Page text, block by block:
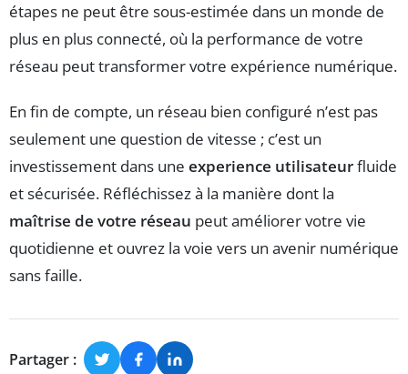
étapes ne peut être sous-estimée dans un monde de
plus en plus connecté, où la performance de votre
réseau peut transformer votre expérience numérique.
En fin de compte, un réseau bien configuré n’est pas
seulement une question de vitesse ; c’est un
investissement dans une experience utilisateurfluide
et sécurisée. Réfléchissez à la manière dont la
maîtrise de votre réseau peut améliorer votre vie
quotidienne et ouvrez la voie vers un avenir numérique
sans faille.
Partager :